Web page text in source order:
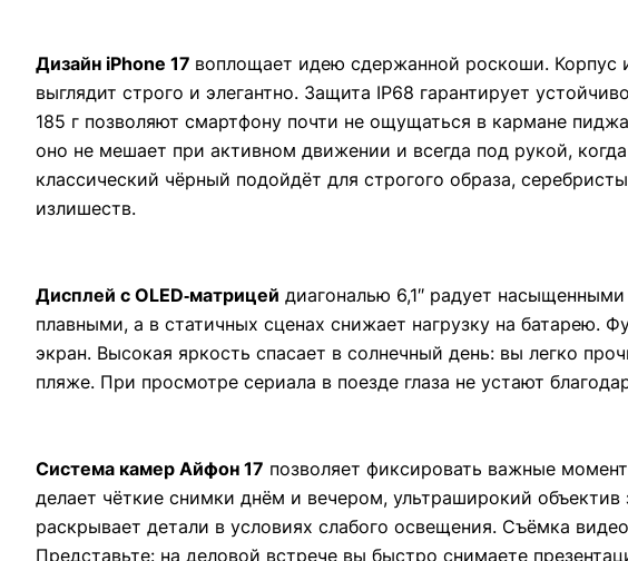
Дизайн iPhone 17 воплощает идею сдержанной роскоши. Корпус
выглядит строго и элегантно. Защита IP68 гарантирует
185 г позволяют смартфону почти не ощущаться в кармане
оно не мешает при активном движении и всегда под рукой,
классический чёрный подойдёт для строгого образа,
излишеств.
Дисплей с OLED‑матрицей диагональю 6,1″ радует
плавными, а в статичных сценах снижает нагрузку на батарею.
экран. Высокая яркость спасает в солнечный день: вы легко
пляже. При просмотре сериала в поезде глаза не устают
Система камер Айфон 17 позволяет фиксировать важные
делает чёткие снимки днём и вечером, ультраширокий
раскрывает детали в условиях слабого освещения. Съёмка
Представьте: на деловой встрече вы быстро снимаете